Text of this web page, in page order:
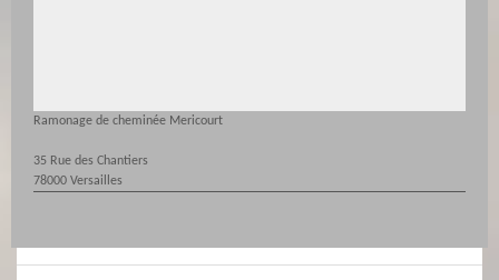
Ramonage de cheminée Mericourt
35 Rue des Chantiers
78000 Versailles